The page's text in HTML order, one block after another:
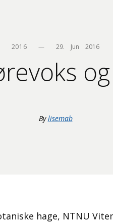
2016 — 29.    Jun    2016
By lisemab
hage, NTNU